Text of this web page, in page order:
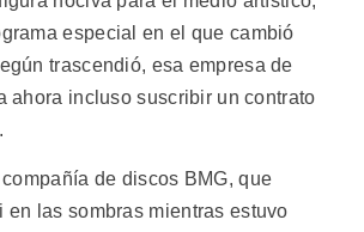
especial en el que cambió
trascendió, esa empresa de
ahora incluso suscribir un contrato
de discos BMG, que
en las sombras mientras estuvo